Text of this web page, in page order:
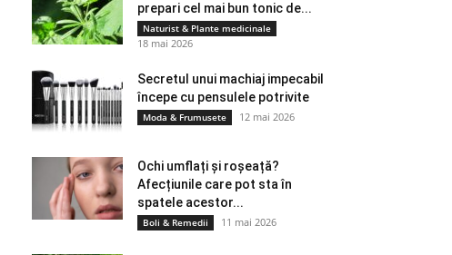
prepari cel mai bun tonic de...
Naturist & Plante medicinale
18 mai 2026
Secretul unui machiaj impecabil
începe cu pensulele potrivite
Moda & Frumusete 12 mai 2026
Ochi umflați și roșeață?
Afecțiunile care pot sta în
spatele acestor...
Boli & Remedii 11 mai 2026